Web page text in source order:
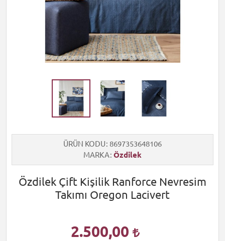
ÜRÜN KODU 8697353648106
MARKA Özdilek
Özdilek Çift Kişilik Ranforce Nevresim
Takımı Oregon Lacivert
2.500,00